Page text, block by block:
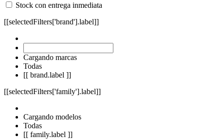
Stock con entrega inmediata
[[selectedFilters['brand'].label]]
Cargando marcas
Todas
[[ brand.label ]]
[[selectedFilters['family'].label]]
Cargando modelos
Todas
[[ family.label ]]